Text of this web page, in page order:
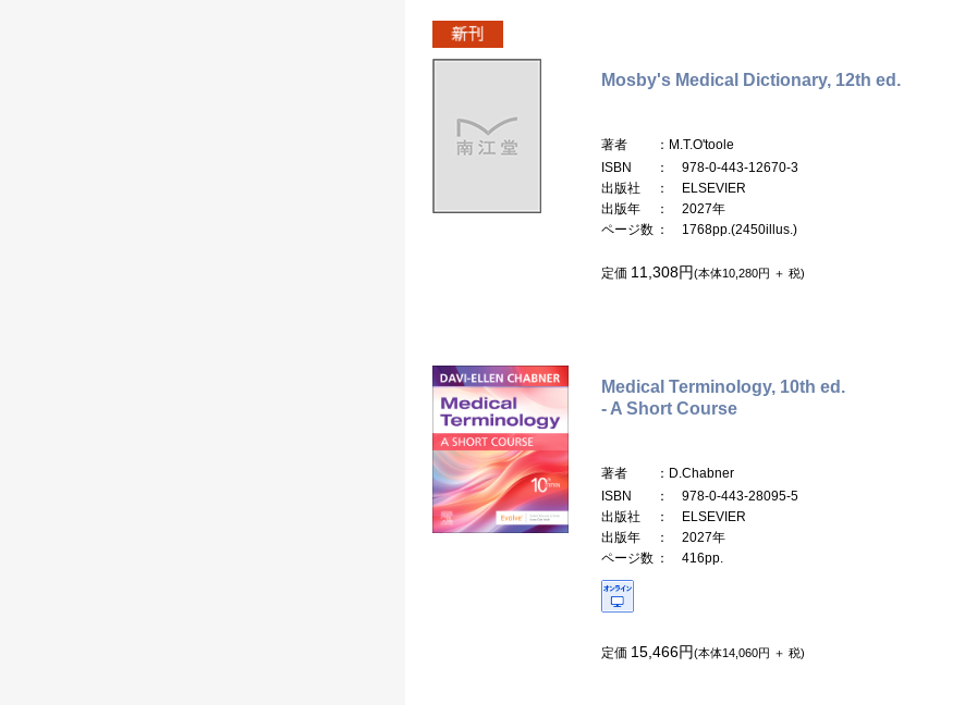
Mosby's Medical Dictionary, 12th ed.
著者
：M.T.O'toole
ISBN
： 978-0-443-12670-3
出版社
： ELSEVIER
出版年
： 2027年
ページ数 ： 1768pp.(2450illus.)
定価 11,308円(本体10,280円 ＋ 税)
Medical Terminology, 10th ed.
- A Short Course
著者
：D.Chabner
ISBN
： 978-0-443-28095-5
出版社
： ELSEVIER
出版年
： 2027年
ページ数 ： 416pp.
定価 15,466円(本体14,060円 ＋ 税)